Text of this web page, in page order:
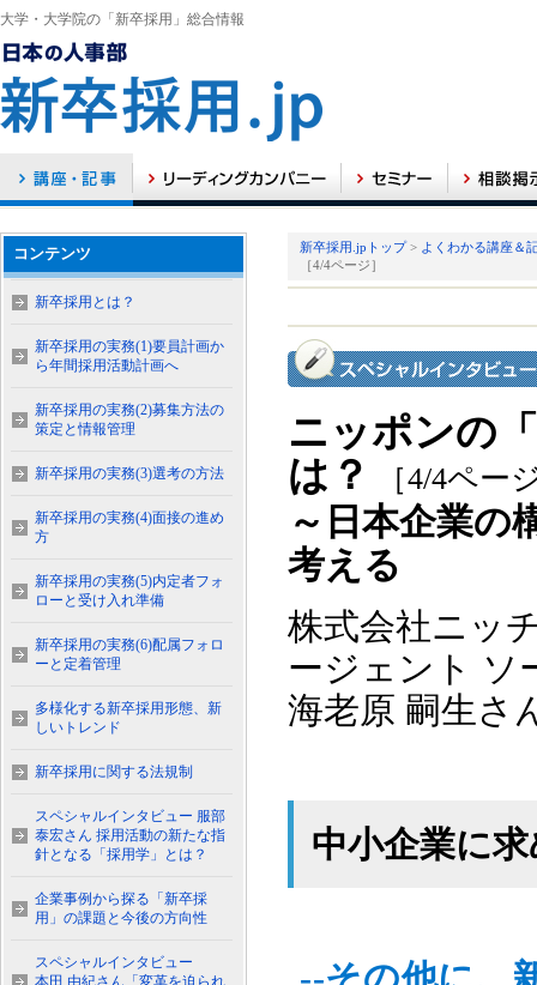
大学・大学院の「新卒採用」総合情報
新卒採用.jpトップ> よくわかる講座＆
［4/4ページ］
ニッポンの
は？
［4/4ペー
～日本企業の
考える
株式会社ニッ
ージェント ソ
海老原 嗣生さ
中小企業に
コンテンツ
新卒採用とは？
新卒採用の実務(1)要員計画か
ら年間採用活動計画へ
新卒採用の実務(2)募集方法の
策定と情報管理
新卒採用の実務(3)選考の方法
新卒採用の実務(4)面接の進め
方
新卒採用の実務(5)内定者フォ
ローと受け入れ準備
新卒採用の実務(6)配属フォロ
ーと定着管理
多様化する新卒採用形態、新
しいトレンド
新卒採用に関する法規制
スペシャルインタビュー 服部
泰宏さん 採用活動の新たな指
針となる「採用学」とは？
企業事例から探る「新卒採
用」の課題と今後の方向性
スペシャルインタビュー
本田 由紀さん「変革を迫られ